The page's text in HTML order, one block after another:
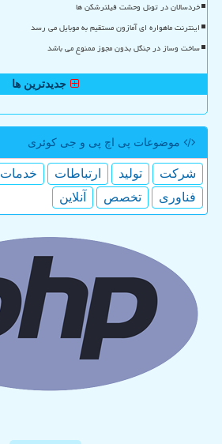
خردسالان در تونل وحشت فیلترشکن ها
اینترنت ماهواره ای آمازون مستقیم به موبایل می رسد
ساخت وساز در جنگل بدون مجوز ممنوع می باشد
جدیدترین ها
موضوعات پی اچ پی و جی كوئری
شركت تولید ارتباطات خدمات
فناوری
تخصص آنلاین